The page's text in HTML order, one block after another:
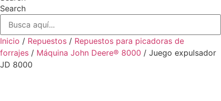
Search
Inicio / Repuestos / Repuestos para picadoras de
forrajes / Máquina John Deere® 8000 / Juego expulsador
JD 8000